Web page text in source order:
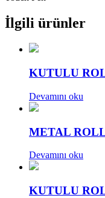
İlgili ürünler
KUTULU
Devamını oku
METAL
Devamını oku
KUTULU